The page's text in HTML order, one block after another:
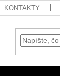
KONTAKTY